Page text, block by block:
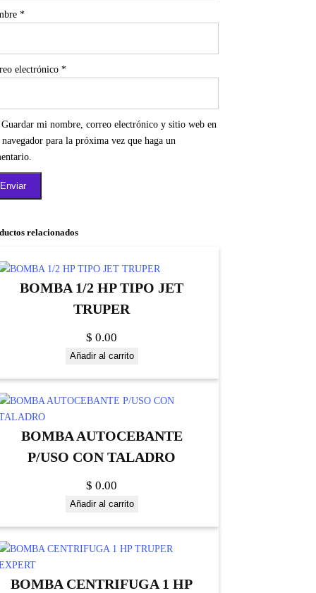
*
electrónico *
Guardar mi nombre, correo electrónico y sitio web en
navegador para la próxima vez que haga un
relacionados
BOMBA 1/2 HP TIPO JET
TRUPER
$ 0.00
Añadir al carrito
BOMBA AUTOCEBANTE
P/USO CON TALADRO
$ 0.00
Añadir al carrito
BOMBA CENTRIFUGA 1 HP